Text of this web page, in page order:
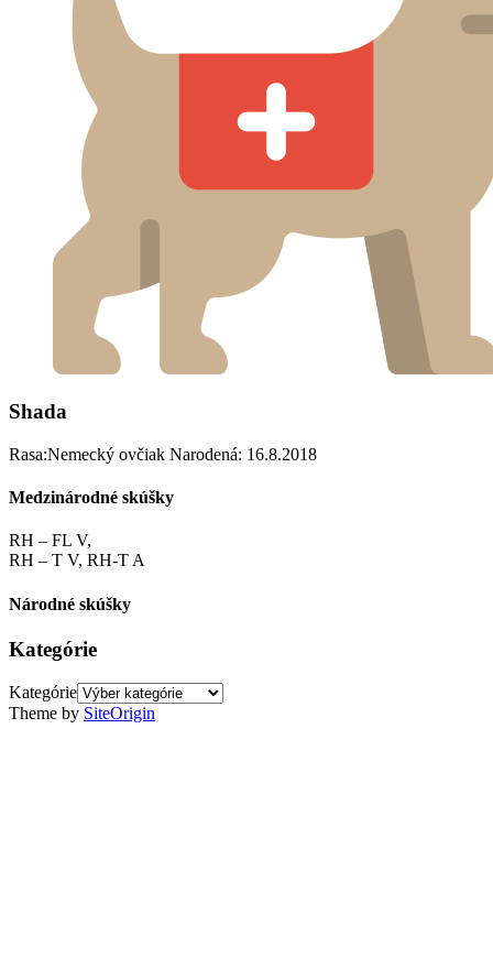
Shada
Rasa:Nemecký ovčiak Narodená: 16.8.2018
Medzinárodné skúšky
RH – FL V,
RH – T V, RH-T A
Národné skúšky
Kategórie
Kategórie
Theme by SiteOrigin